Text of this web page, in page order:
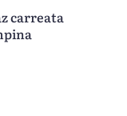
carreata